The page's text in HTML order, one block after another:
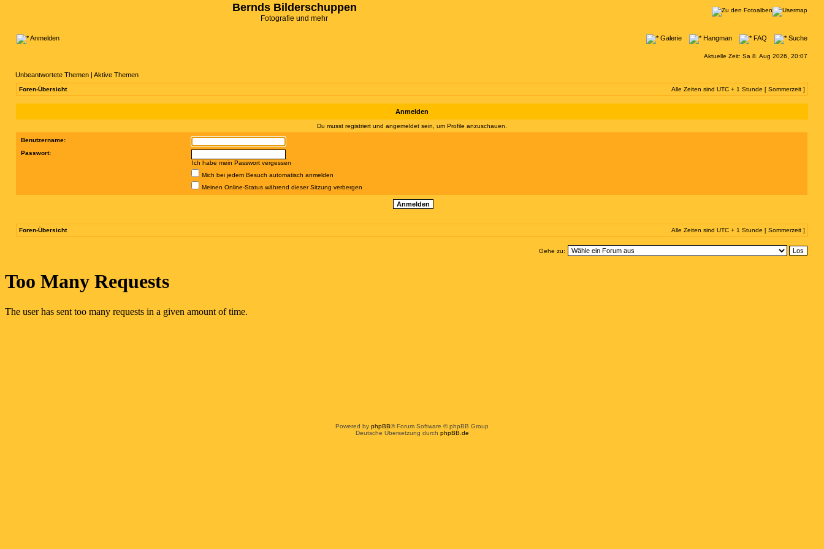
Bernds Bilderschuppen
Fotografie und mehr
Anmelden Galerie Hangman FAQ Suche
Aktuelle Zeit: Sa 8. Aug 2026, 20:07
Unbeantwortete Themen | Aktive Themen
Foren-Übersicht Alle Zeiten sind UTC + 1 Stunde [ Sommerzeit ]
Anmelden
Du musst registriert und angemeldet sein, um Profile anzuschauen.
Benutzername:
Passwort:
Ich habe mein Passwort vergessen
Mich bei jedem Besuch automatisch anmelden
Meinen Online-Status während dieser Sitzung verbergen
Foren-Übersicht Alle Zeiten sind UTC + 1 Stunde [ Sommerzeit ]
Gehe zu:
Powered by phpBB® Forum Software © phpBB Group
Deutsche Übersetzung durch phpBB.de